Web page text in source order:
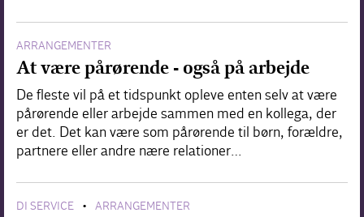
ARRANGEMENTER
At være pårørende - også på arbejde
De fleste vil på et tidspunkt opleve enten selv at være
pårørende eller arbejde sammen med en kollega, der
er det. Det kan være som pårørende til børn, forældre,
partnere eller andre nære relationer…
DI SERVICE • ARRANGEMENTER